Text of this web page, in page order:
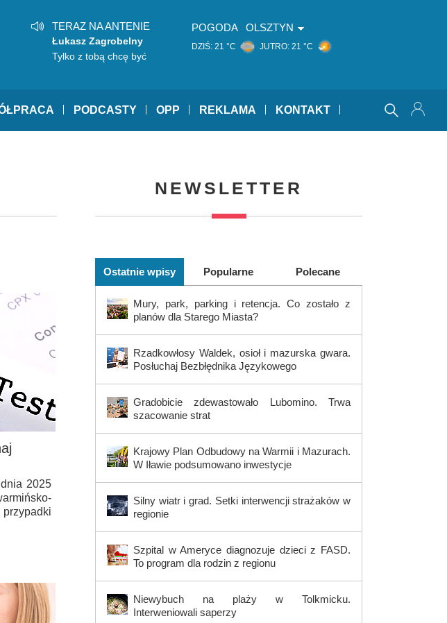
TERAZ NA ANTENIE
Łukasz Zagrobelny
Tylko z tobą chcę być
POGODA OLSZTYN
DZIŚ: 21 °C JUTRO: 21 °C
PODCASTY OPP REKLAMA KONTAKT
2025
NEWSLETTER
Ostatnie wpisy Popularne Polecane
Mury, park, parking i retencja. Co zostało z
planów dla Starego Miasta?
Rzadkowłosy Waldek, osioł i mazurska gwara.
Posłuchaj Bezbłędnika Językowego
Gradobicie zdewastowało Lubomino. Trwa
szacowanie strat
Krajowy Plan Odbudowy na Warmii i Mazurach.
W Iławie podsumowano inwestycje
Silny wiatr i grad. Setki interwencji strażaków w
regionie
Szpital w Ameryce diagnozuje dzieci z FASD.
To program dla rodzin z regionu
Niewybuch na plaży w Tolkmicku.
Interweniowali saperzy